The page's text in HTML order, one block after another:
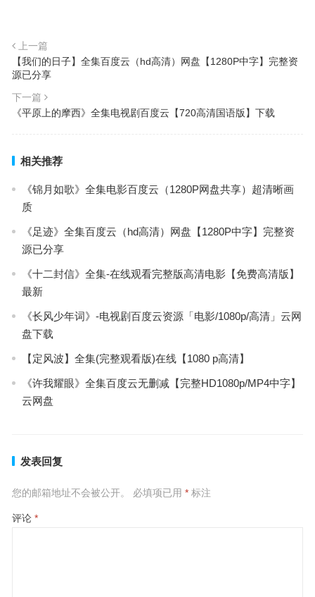
上一篇
【我们的日子】全集百度云（hd高清）网盘【1280P中字】完整资
源已分享
下一篇
《平原上的摩西》全集电视剧百度云【720高清国语版】下载
相关推荐
《锦月如歌》全集电影百度云（1280P网盘共享）超清晰画
质
《足迹》全集百度云（hd高清）网盘【1280P中字】完整资
源已分享
《十二封信》全集-在线观看完整版高清电影【免费高清版】
最新
《长风少年词》-电视剧百度云资源「电影/1080p/高清」云网
盘下载
【定风波】全集(完整观看版)在线【1080 p高清】
《许我耀眼》全集百度云无删减【完整HD1080p/MP4中字】
云网盘
发表回复
您的邮箱地址不会被公开。 必填项已用 *标注
评论 *